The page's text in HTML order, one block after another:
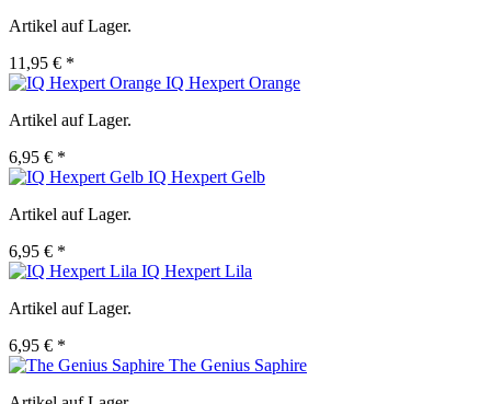
Artikel auf Lager.
11,95 € *
IQ Hexpert Orange
Artikel auf Lager.
6,95 € *
IQ Hexpert Gelb
Artikel auf Lager.
6,95 € *
IQ Hexpert Lila
Artikel auf Lager.
6,95 € *
The Genius Saphire